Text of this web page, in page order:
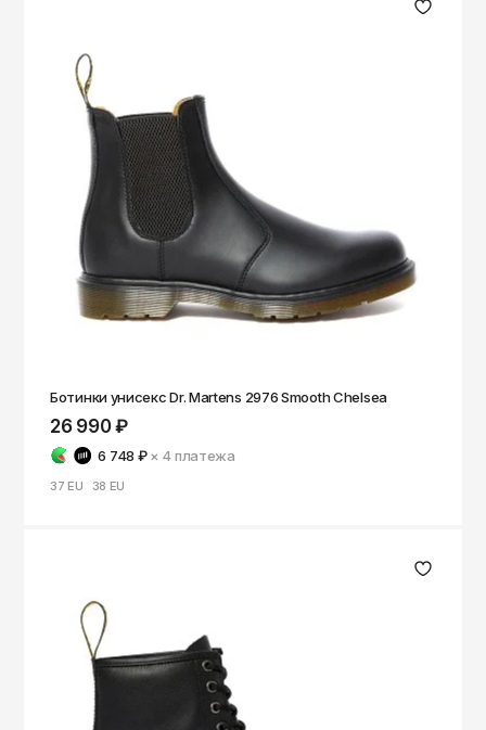
Ботинки унисекс Dr. Martens 2976 Smooth Chelsea
26 990 ₽
6 748 ₽ × 4платежа
37 EU 38 EU
Черкесск
Южно-Сахалинск
Якутск
Ярославль